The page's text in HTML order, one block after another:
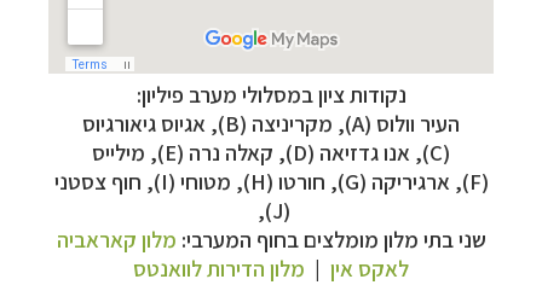
נקודות ציון במסלולי מערב פיליון:
העיר וולוס (A), מקריניצה (B),
אגיוס גיאורגיוס
(C),
אנו גדזיאה (D), קאלה נרה (E),
מילייס
(F),
ארגיריקה (G), חורטו (H), מטוחי (I),
חוף צסטני
(J),
שני בתי מלון מומלצים בחוף המערבי: מלון קאראביה
לאקס אין | מלון הדירות לוואנטס